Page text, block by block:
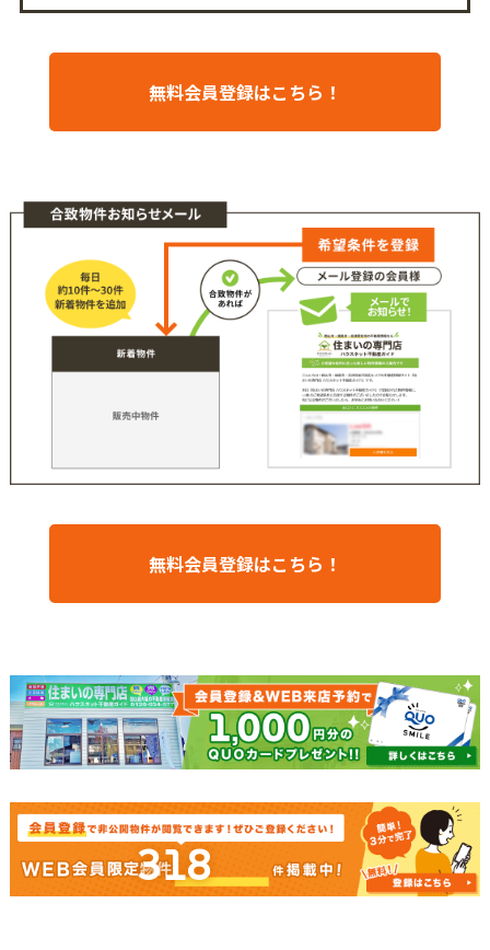
無料会員登録はこちら！
無料会員登録はこちら！
318